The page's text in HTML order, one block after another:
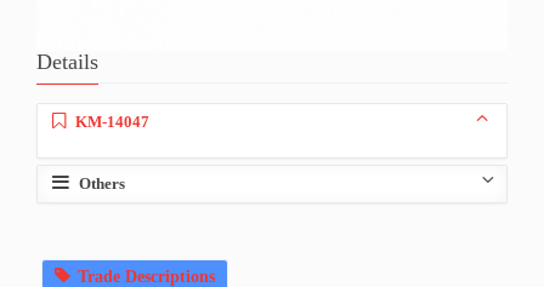
Details
KM-14047
Others
Trade Descriptions